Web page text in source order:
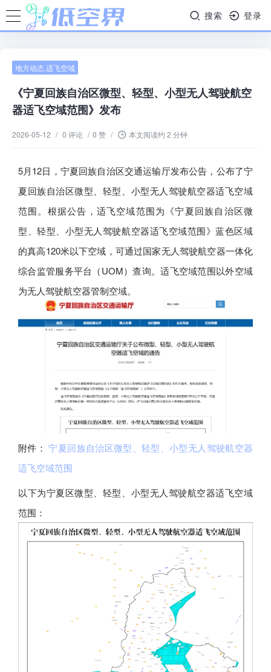
搜索 登录
地方动态,适飞空域
《宁夏回族自治区微型、轻型、小型无人驾驶航空
器适飞空域范围》发布
2026-05-12 / 0 评论 / 0 赞 / 本文阅读约 2 分钟
5月12日，宁夏回族自治区交通运输厅发布公告，公布了宁
夏回族自治区微型、轻型、小型无人驾驶航空器适飞空域
范围。根据公告，适飞空域范围为《宁夏回族自治区微
型、轻型、小型无人驾驶航空器适飞空域范围》蓝色区域
的真高120米以下空域，可通过国家无人驾驶航空器一体化
综合监管服务平台（UOM）查询。适飞空域范围以外空域
为无人驾驶航空器管制空域。
附件：宁夏回族自治区微型、轻型、小型无人驾驶航空器
适飞空域范围
以下为宁夏区微型、轻型、小型无人驾驶航空器适飞空域
范围：